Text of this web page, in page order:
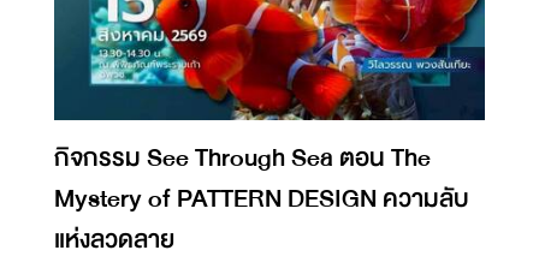
กิจกรรม See Through Sea ตอน The
Mystery of PATTERN DESIGN ความลับ
แห่งลวดลาย